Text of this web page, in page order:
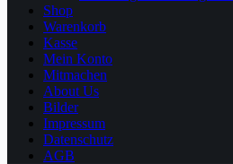
Shop
Warenkorb
Kasse
Mein Konto
Mitmachen
About Us
Bilder
Impressum
Datenschutz
AGB